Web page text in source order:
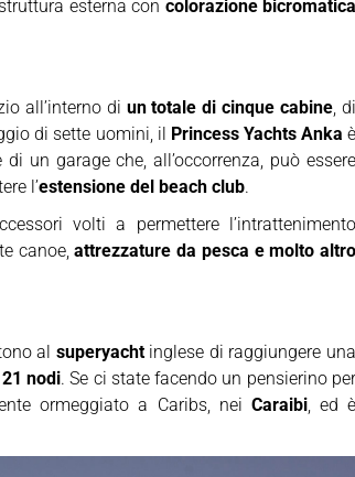
esterna con colorazione
all’interno di un totale di cinque cabine,
di sette uomini, il Princess Yachts Anka
un garage che, all’occorrenza, può
l’estensione del beach club.
volti a permettere
canoe,attrezzature da pesca e molto
al superyachtinglese di raggiungere
nodi. Se ci state facendo un pensierino
ormeggiato a Caribs, nei Caraibi, ed